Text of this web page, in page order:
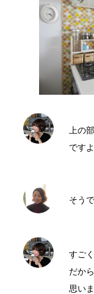
上の
です
そう
すご
だか
思いま